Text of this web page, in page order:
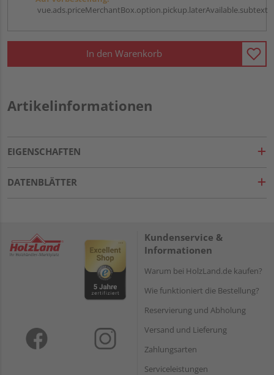
vue.ads.priceMerchantBox.option.pickup.laterAvailable.subtext
In den Warenkorb
Artikelinformationen
EIGENSCHAFTEN
DATENBLÄTTER
Kundenservice &
Informationen
Warum bei HolzLand.de kaufen?
Wie funktioniert die Bestellung?
Reservierung und Abholung
Versand und Lieferung
Zahlungsarten
Serviceleistungen